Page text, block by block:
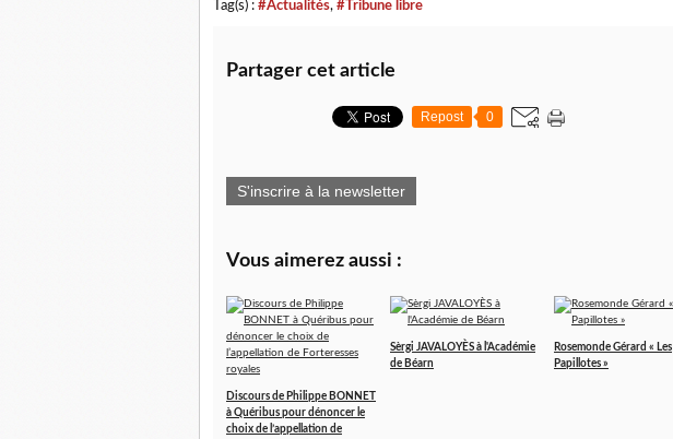
Tag(s) : #Actualités, #Tribune libre
Partager cet article
Repost 0
S'inscrire à la newsletter
Vous aimerez aussi :
Discours de Philippe BONNET
à Quéribus pour dénoncer le
choix de l’appellation de
Sèrgi JAVALOYÈS à l'Académie
de Béarn
Rosemonde Gérard « Les
Papillotes »